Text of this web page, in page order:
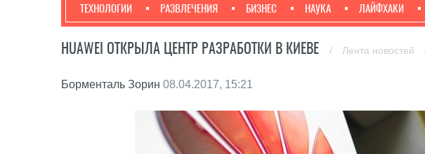
ТЕХНОЛОГИИ РАЗВЛЕЧЕНИЯ БИЗНЕС НАУКА ЛАЙФХАКИ
HUAWEI ОТКРЫЛА ЦЕНТР РАЗРАБОТКИ В КИЕВЕ / Лента новостей
Борменталь Зорин 08.04.2017, 15:21